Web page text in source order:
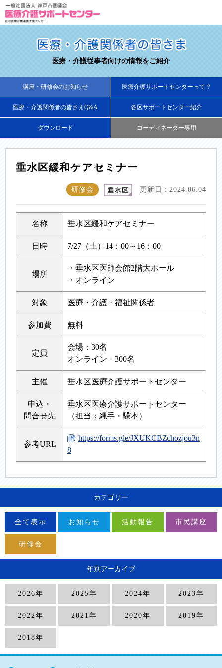
医療・介護従事者向けの情報をご紹介
講座・研修会のお知らせ 医療介護サポートセンターって？
医療・介護関係者の皆さまQ&A 各区サポートセンター紹介
ダウンロード コーディネーター専用
垂水区緩和ケアセミナー
研修会 更新日：2024.06.04
名称 垂水区緩和ケアセミナー
日時 7/27（土）14：00～16：00
場所
・垂水区医師会館2階大ホール
・オンライン
対象 医療・介護・福祉関係者
参加費 無料
定員
会場：30名
オンライン：300名
主催 垂水区医療介護サポートセンター
申込・
問合せ先
垂水区医療介護サポートセンター
（担当：縄手・驥本）
参考URL
https://forms.gle/JXUKCBZchozjou3n
8
カテゴリー
全て表示 お知らせ 活動報告 市民講座
研修会
年別アーカイブ
2026年 2025年 2024年 2023年
2022年 2021年 2020年 2019年
2018年